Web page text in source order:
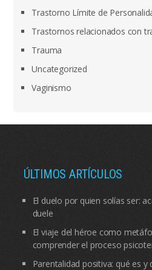
Trastorno Límite de
Trastornos relacionados con
Trauma
Uncategorized
Vaginismo
ÚLTIMOS ARTÍCULOS
El duelo por quien solías ser:
duele
El viaje del héroe como
comprender el proceso
Parentalidad positiva: qué es